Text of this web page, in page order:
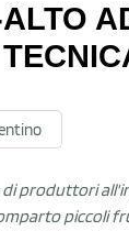
di produttori
piccoli